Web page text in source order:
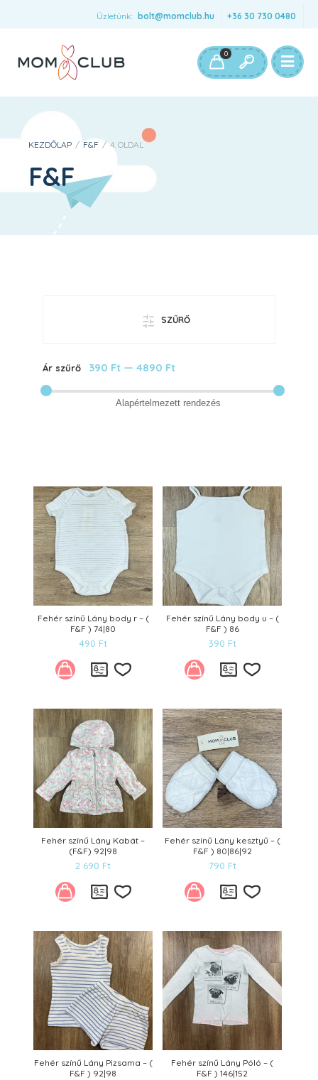
Üzletünk: bolt@momclub.hu +36 30 730 0480
0
KEZDŐLAP / F&F /4. OLDAL
F&F
SZŰRŐ
Ár szűrő 390 Ft — 4890 Ft
Fehér színű Lány body r – (
F&F ) 74|80
490 Ft
Kívánságlistára
Fehér színű Lány body u – (
F&F ) 86
390 Ft
Fehér színű Lány Kabát –
(F&F) 92|98
2 690 Ft
Kívánságlistára
Fehér színű Lány kesztyű – (
F&F ) 80|86|92
790 Ft
Fehér színű Lány Pizsama – (
F&F ) 92|98
Fehér színű Lány Póló – (
F&F ) 146|152